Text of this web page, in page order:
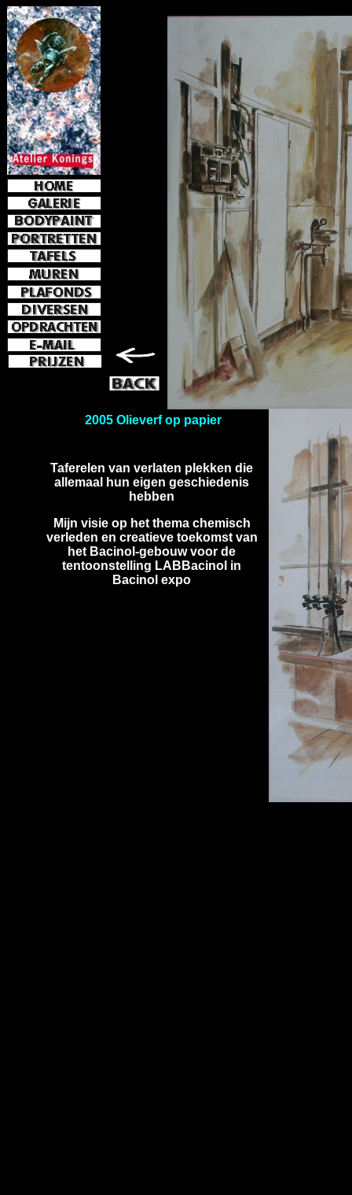
Taferelen van verlaten plekken die
allemaal hun eigen geschiedenis
hebben
Mijn visie op het thema chemisch
verleden en creatieve toekomst van
het Bacinol-gebouwvoor de
tentoonstelling LABBacinol in
Bacinol expo
e-mail jkoni
2005 Olieverf op papier